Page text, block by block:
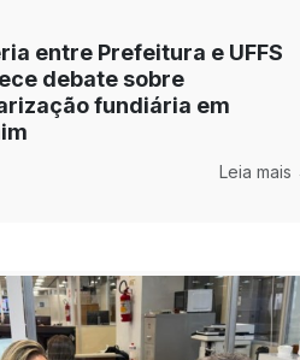
entre Prefeitura e UFFS
debate sobre
fundiária em
Leia mais